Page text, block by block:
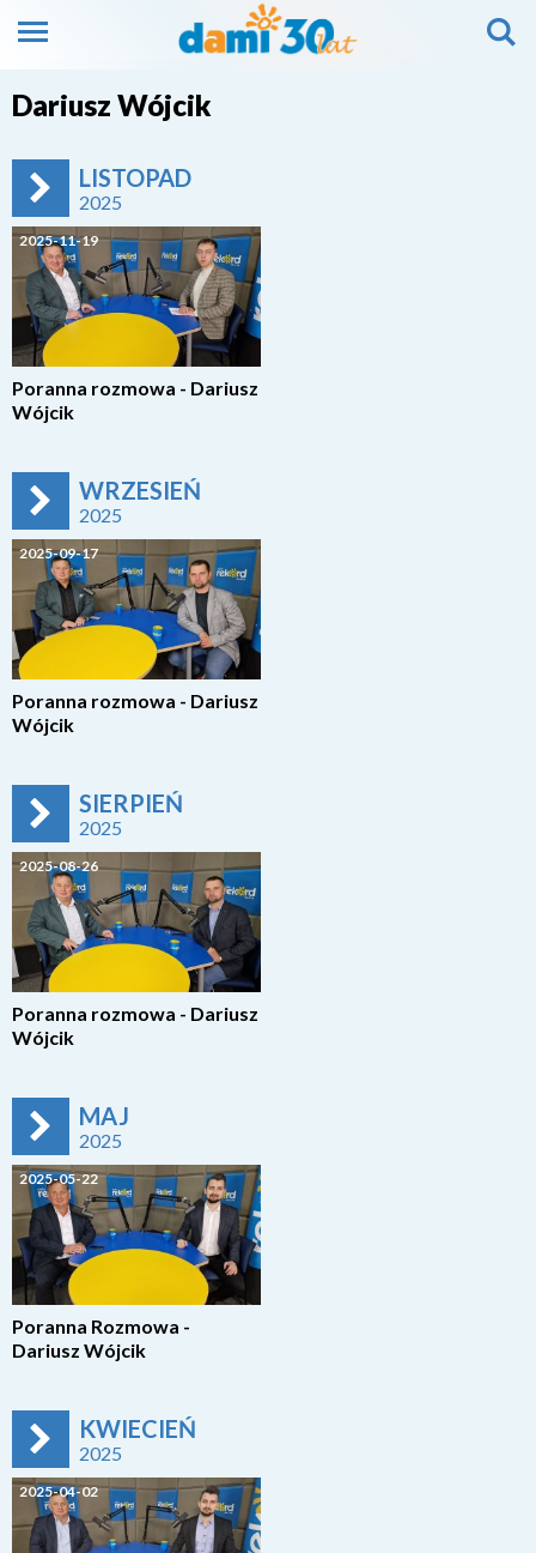
Dariusz Wójcik
LISTOPAD
2025
2025-11-19
Poranna rozmowa - Dariusz
Wójcik
WRZESIEŃ
2025
2025-09-17
Poranna rozmowa - Dariusz
Wójcik
SIERPIEŃ
2025
2025-08-26
Poranna rozmowa - Dariusz
Wójcik
MAJ
2025
2025-05-22
Poranna Rozmowa -
Dariusz Wójcik
KWIECIEŃ
2025
2025-04-02